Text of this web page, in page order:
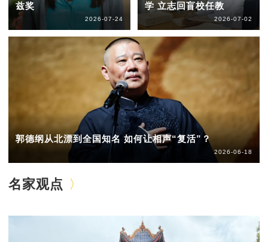
兹奖
2026-07-24
学 立志回盲校任教
2026-07-02
郭德纲从北漂到全国知名 如何让相声“复活”？
2026-06-18
名家观点